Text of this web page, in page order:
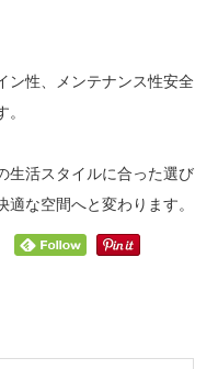
ン性、メンテナンス性安全
生活スタイルに合った選び
な空間へと変わります。